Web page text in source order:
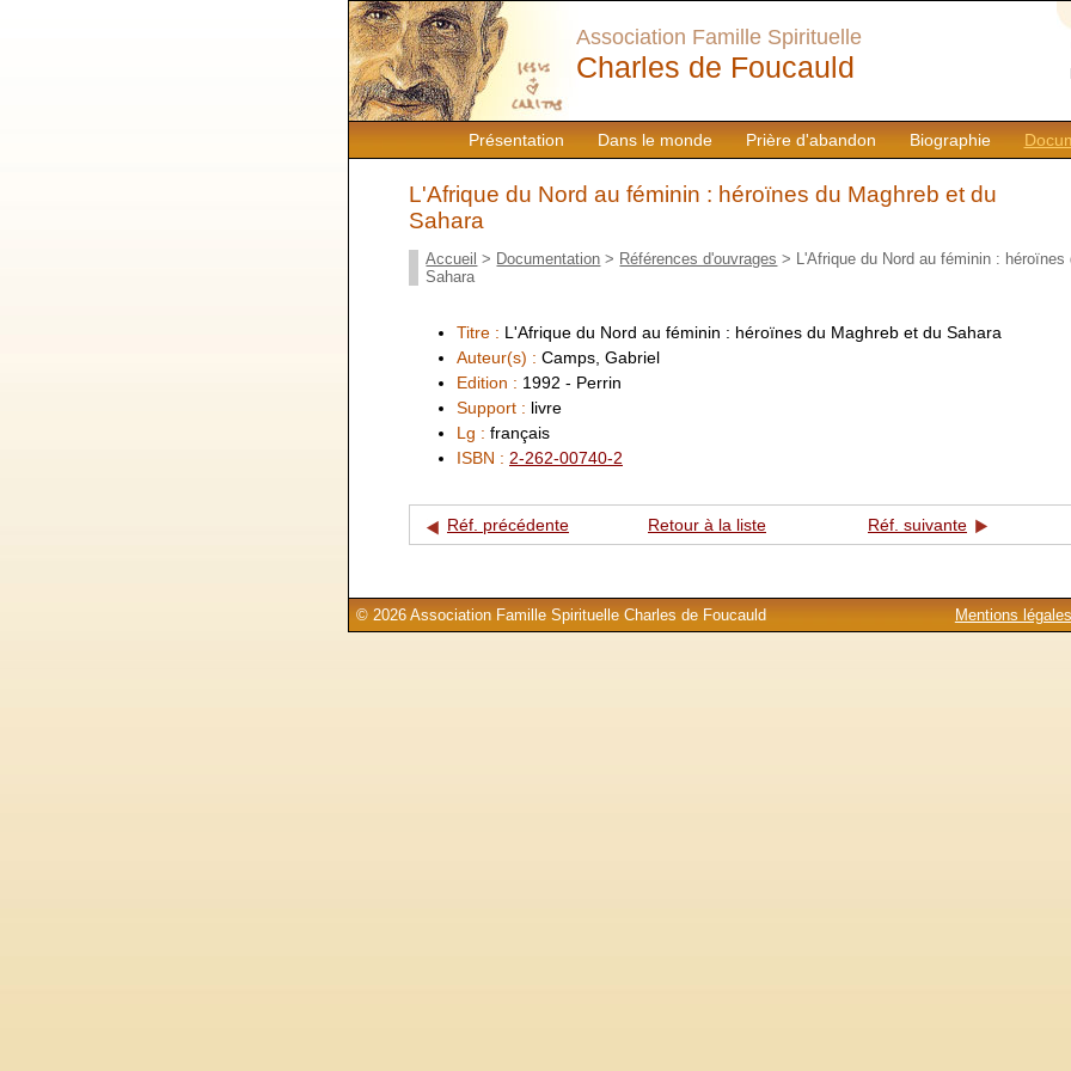
Présentation Dans le monde Prière d'abandon Biographie
Association Famille Spirituelle
Charles de Foucauld
L'Afrique du Nord au féminin : héroïnes du Maghreb et du
Sahara
Accueil > Documentation > Références d'ouvrages > L'Afrique du Nord au féminin : héroïnes
Sahara
Titre : L'Afrique du Nord au féminin : héroïnes du Maghreb et du Sahara
Auteur(s) : Camps, Gabriel
Edition : 1992 - Perrin
Support : livre
Lg : français
ISBN : 2-262-00740-2
Réf. précédente Retour à la liste Réf. suivante
Mentions légales
© 2026 Association Famille Spirituelle Charles de Foucauld